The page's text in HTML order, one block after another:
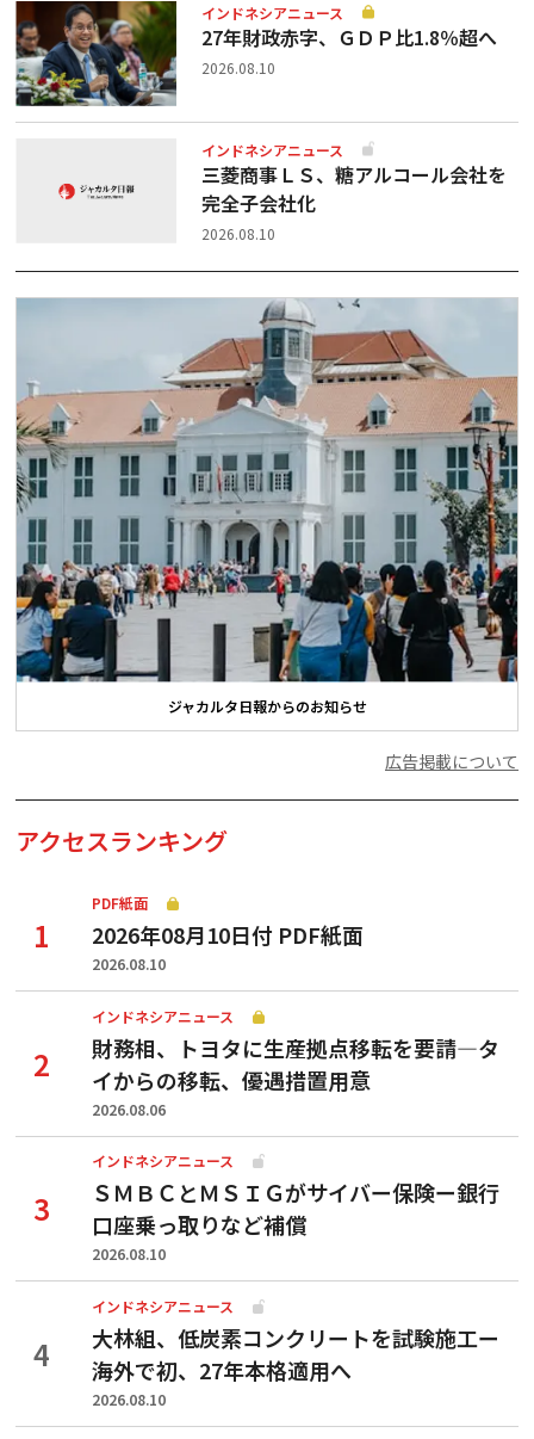
インドネシアニュース
27年財政赤字、ＧＤＰ比1.8％超へ
2026.08.10
インドネシアニュース
三菱商事ＬＳ、糖アルコール会社を
完全子会社化
2026.08.10
ジャカルタ日報からのお知らせ
広告掲載について
アクセスランキング
PDF紙面
2026年08月10日付 PDF紙面
2026.08.10
インドネシアニュース
財務相、トヨタに生産拠点移転を要請—タ
イからの移転、優遇措置用意
2026.08.06
インドネシアニュース
ＳＭＢＣとＭＳＩＧがサイバー保険ー銀行
口座乗っ取りなど補償
2026.08.10
インドネシアニュース
大林組、低炭素コンクリートを試験施工ー
海外で初、27年本格適用へ
2026.08.10